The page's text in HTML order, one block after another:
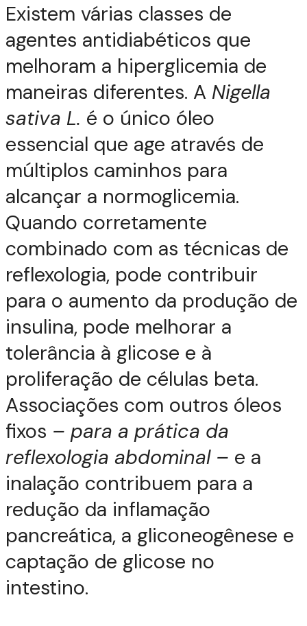
Existem várias classes de
agentes antidiabéticos que
melhoram a hiperglicemia de
maneiras diferentes. A Nigella
sativa L. é o único óleo
essencial que age através de
múltiplos caminhos para
alcançar a normoglicemia.
Quando corretamente
combinado com as técnicas de
reflexologia, pode contribuir
para o aumento da produção de
insulina, pode melhorar a
tolerância à glicose e à
proliferação de células beta.
Associações com outros óleos
fixos – para a prática da
reflexologia abdominal – e a
inalação contribuem para a
redução da inflamação
pancreática, a gliconeogênese e
captação de glicose no
intestino.